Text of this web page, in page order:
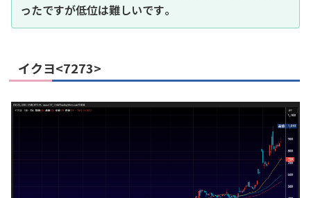
ったですが低位は難しいです｡
イクヨ<7273>